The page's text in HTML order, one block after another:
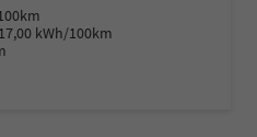
17,00 kWh/100km